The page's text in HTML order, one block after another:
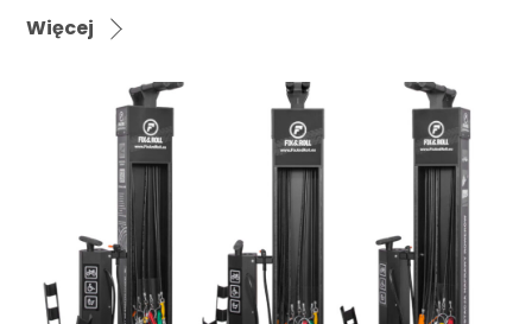
Więcej